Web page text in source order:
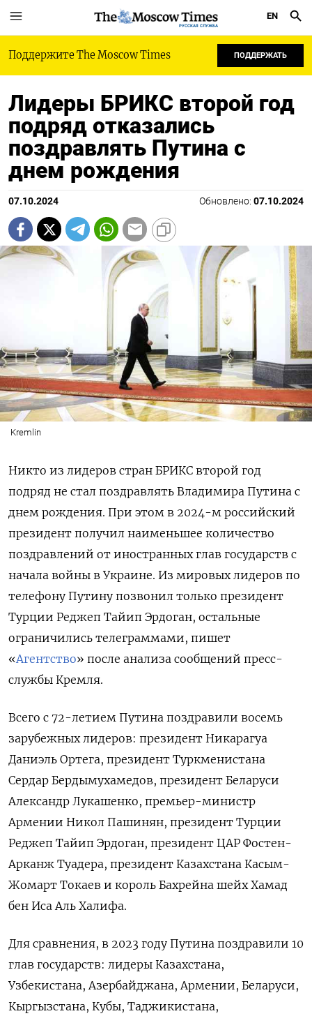
РУССКАЯ СЛУЖБА
EN
Поддержите The Moscow Times ПОДДЕРЖАТЬ
Лидеры БРИКС второй год
подряд отказались
поздравлять Путина с
днем рождения
07.10.2024 Обновлено: 07.10.2024
Kremlin
Никто из лидеров стран БРИКС второй год
подряд не стал поздравлять Владимира Путина с
днем рождения. При этом в 2024-м российский
президент получил наименьшее количество
поздравлений от иностранных глав государств с
начала войны в Украине. Из мировых лидеров по
телефону Путину позвонил только президент
Турции Реджеп Тайип Эрдоган, остальные
ограничились телеграммами, пишет
«Агентство» после анализа сообщений пресс-
службы Кремля.
Всего с 72-летием Путина поздравили восемь
зарубежных лидеров: президент Никарагуа
Даниэль Ортега, президент Туркменистана
Сердар Бердымухамедов, президент Беларуси
Александр Лукашенко, премьер-министр
Армении Никол Пашинян, президент Турции
Реджеп Тайип Эрдоган, президент ЦАР Фостен-
Арканж Туадера, президент Казахстана Касым-
Жомарт Токаев и король Бахрейна шейх Хамад
бен Иса Аль Халифа.
Для сравнения, в 2023 году Путина поздравили 10
глав государств: лидеры Казахстана,
Узбекистана, Азербайджана, Армении, Беларуси,
Кыргызстана, Кубы, Таджикистана,